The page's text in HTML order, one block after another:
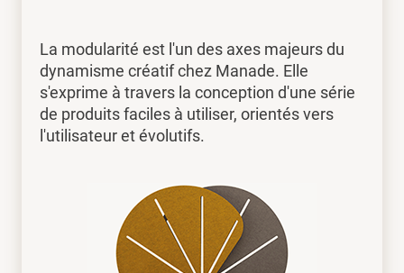
La modularité est l'un des axes majeurs du
dynamisme créatif chez Manade. Elle
s'exprime à travers la conception d'une série
de produits faciles à utiliser, orientés vers
l'utilisateur et évolutifs.